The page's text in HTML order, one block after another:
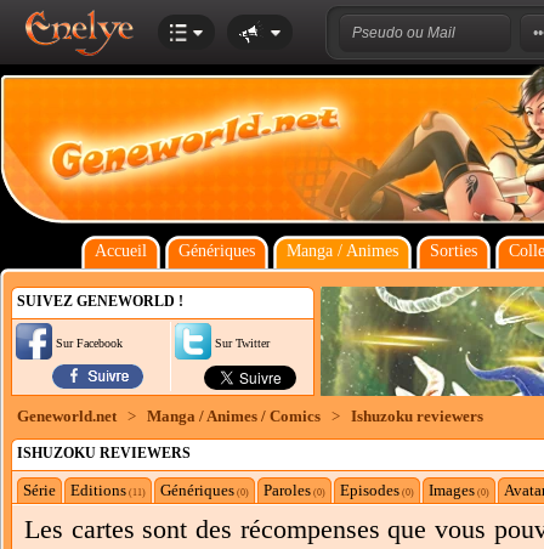
Accueil Génériques Manga / Animes Sorties
SUIVEZ GENEWORLD !
Sur Facebook Sur Twitter
Geneworld.net > Manga / Animes / Comics > Ishuzoku reviewers
ISHUZOKU REVIEWERS
Série Editions (11) Génériques (0) Paroles (0) Episodes (0) Images (0)
Les cartes sont des récompenses que vous